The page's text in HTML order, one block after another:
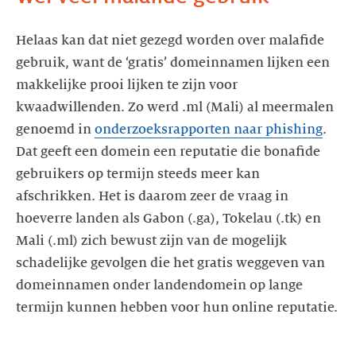
Helaas kan dat niet gezegd worden over malafide
gebruik, want de ‘gratis’ domeinnamen lijken een
makkelijke prooi lijken te zijn voor
kwaadwillenden. Zo werd .ml (Mali) al meermalen
genoemd in onderzoeksrapporten naar phishing.
Dat geeft een domein een reputatie die bonafide
gebruikers op termijn steeds meer kan
afschrikken. Het is daarom zeer de vraag in
hoeverre landen als Gabon (.ga), Tokelau (.tk) en
Mali (.ml) zich bewust zijn van de mogelijk
schadelijke gevolgen die het gratis weggeven van
domeinnamen onder landendomein op lange